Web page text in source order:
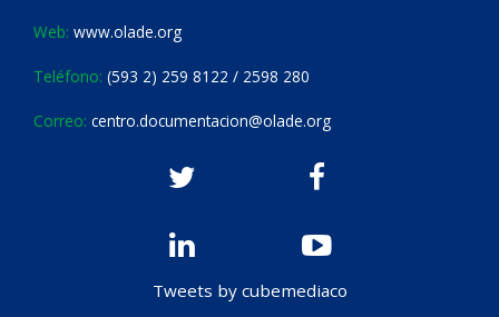
Web: www.olade.org
Teléfono: (593 2) 259 8122 / 2598 280
Correo: centro.documentacion@olade.org
Tweets by cubemediaco